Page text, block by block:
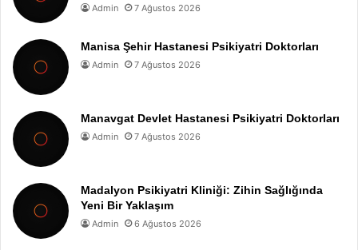
Admin 7 Ağustos 2026
Manisa Şehir Hastanesi Psikiyatri Doktorları
Admin 7 Ağustos 2026
Manavgat Devlet Hastanesi Psikiyatri Doktorları
Admin 7 Ağustos 2026
Madalyon Psikiyatri Kliniği: Zihin Sağlığında
Yeni Bir Yaklaşım
Admin 6 Ağustos 2026